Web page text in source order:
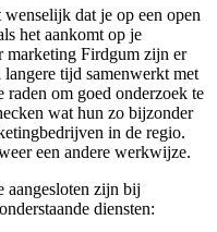
dat je op een open
het aankomt op je
marketing Firdgum zijn er
tijd samenwerkt met
raden om goed onderzoek te
wat hun zo bijzonder
in de regio.
een andere werkwijze.
aangesloten zijn bij
diensten: